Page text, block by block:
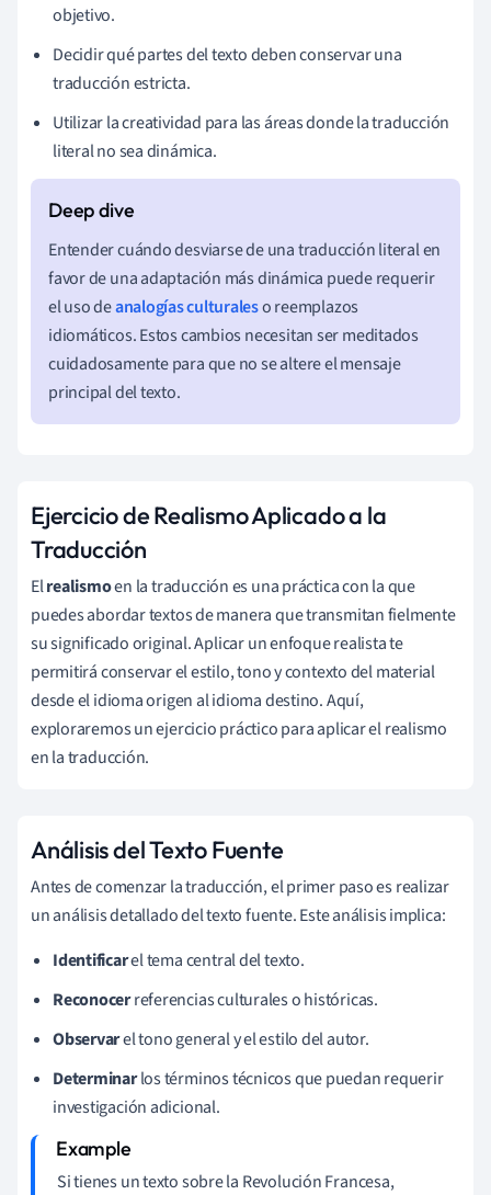
objetivo.
Decidir qué partes del texto deben conservar una
traducción estricta.
Utilizar la creatividad para las áreas donde la traducción
literal no sea dinámica.
Entender cuándo desviarse de una traducción literal en
favor de una adaptación más dinámica puede requerir
el uso deanalogías culturaleso reemplazos
idiomáticos. Estos cambios necesitan ser meditados
cuidadosamente para que no se altere el mensaje
principal del texto.
Ejercicio de Realismo Aplicado a la
Traducción
Elrealismoen la traducción es una práctica con la que
puedes abordar textos de manera que transmitan fielmente
su significado original. Aplicar un enfoque realista te
permitirá conservar el estilo, tono y contexto del material
desde el idioma origen al idioma destino. Aquí,
exploraremos un ejercicio práctico para aplicar el realismo
en la traducción.
Análisis del Texto Fuente
Antes de comenzar la traducción, el primer paso es realizar
un análisis detallado del texto fuente. Este análisis implica:
Identificarel tema central del texto.
Reconocerreferencias culturales o históricas.
Observarel tono general y el estilo del autor.
Determinarlos términos técnicos que puedan requerir
investigación adicional.
Si tienes un texto sobre la Revolución Francesa,